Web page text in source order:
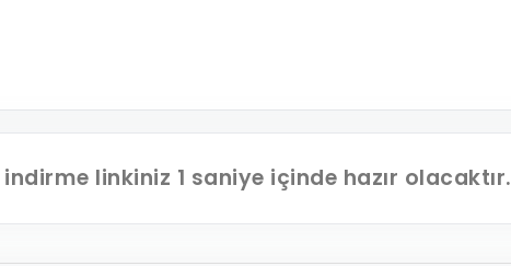
linkiniz 1 saniye içinde hazır olacaktır.